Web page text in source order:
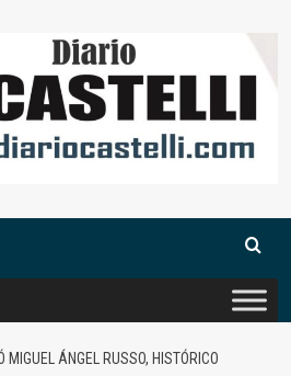
MIGUEL ÁNGEL RUSSO, HISTÓRICO